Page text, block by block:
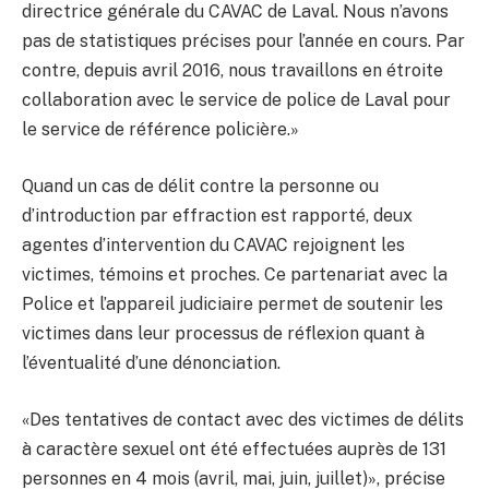
directrice générale du CAVAC de Laval. Nous n’avons
pas de statistiques précises pour l’année en cours. Par
contre, depuis avril 2016, nous travaillons en étroite
collaboration avec le service de police de Laval pour
le service de référence policière.»
Quand un cas de délit contre la personne ou
d’introduction par effraction est rapporté, deux
agentes d’intervention du CAVAC rejoignent les
victimes, témoins et proches. Ce partenariat avec la
Police et l’appareil judiciaire permet de soutenir les
victimes dans leur processus de réflexion quant à
l’éventualité d’une dénonciation.
«Des tentatives de contact avec des victimes de délits
à caractère sexuel ont été effectuées auprès de 131
personnes en 4 mois (avril, mai, juin, juillet)», précise